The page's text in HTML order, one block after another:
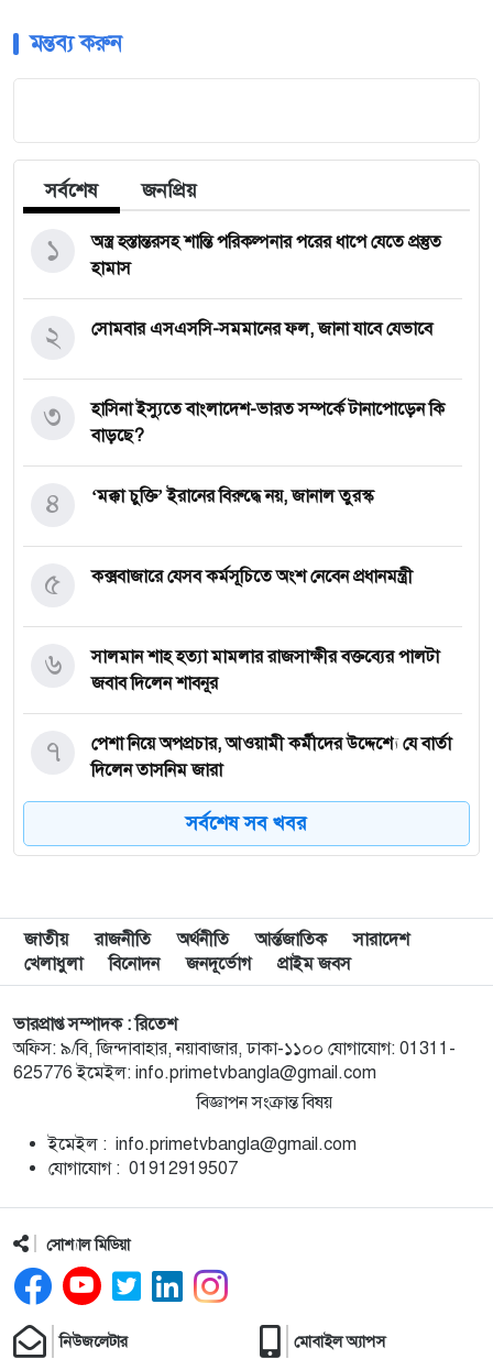
মন্তব্য করুন
সর্বশেষ জনপ্রিয়
অস্ত্র হস্তান্তরসহ শান্তি পরিকল্পনার পরের ধাপে যেতে প্রস্তুত
হামাস
১
সোমবার এসএসসি-সমমানের ফল, জানা যাবে যেভাবে
২
হাসিনা ইস্যুতে বাংলাদেশ-ভারত সম্পর্কে টানাপোড়েন কি
বাড়ছে?
৩
‘মক্কা চুক্তি’ ইরানের বিরুদ্ধে নয়, জানাল তুরস্ক
৪
কক্সবাজারে যেসব কর্মসূচিতে অংশ নেবেন প্রধানমন্ত্রী
৫
সালমান শাহ হত্যা মামলার রাজসাক্ষীর বক্তব্যের পালটা
জবাব দিলেন শাবনূর
৬
পেশা নিয়ে অপপ্রচার, আওয়ামী কর্মীদের উদ্দেশ্যে যে বার্তা
দিলেন তাসনিম জারা
৭
গাজায় ধ্বংসস্তূপ থেকে ১৯ লাশ উদ্ধার, বেশিরভাগ নারী-শিশু
৮
৯
মানবসেবার জন্য রোটারির সম্মানজনক পদক পেলেন ডা.
হাবিবুল্লাহ তালুকদার রাসকিন
১০
হাসিনার নির্দেশে গুম করা হয়েছিল সালাহউদ্দিন আহমদকে
১১
সময়মতো না আসায় ফ্লাইট মিস, দৌড়ে গিয়ে প্লেন থামাতে
১২
আলিয়ঁস ফ্রঁসেজে আসছে ‘নেচার ব্লিডস্’
১৩
এসএসসি পরীক্ষার ফল প্রকাশ সোমবার সকাল ১০টায়,
যেভাবে জানা যাবে
১৪
সর্বশেষ সব খবর
জাতীয় রাজনীতি অর্থনীতি আর্ন্তজাতিক
সারাদেশ
খেলাধুলা
বিনোদন জনদূর্ভোগ প্রাইম জবস
ভারপ্রাপ্ত সম্পাদক : রিতেশ
অফিস: ৯/বি, জিন্দাবাহার, নয়াবাজার, ঢাকা-১১০০ যোগাযোগ: 01311-
625776 ইমেইল: info.primetvbangla@gmail.com
বিজ্ঞাপন সংক্রান্ত বিষয়
ইমেইল : info.primetvbangla@gmail.com
যোগাযোগ : 01912919507
সোশ্যাল মিডিয়া
নিউজলেটার মোবাইল অ্যাপস